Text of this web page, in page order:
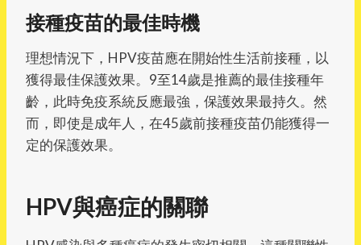
接種疫苗的最佳時機
理想情況下，HPV疫苗應在開始性生活前接種，以
獲得最佳保護效果。9至14歲是推薦的最佳接種年
齡，此時免疫系統反應最強，保護效果最持久。然
而，即使是成年人，在45歲前接種疫苗仍能獲得一
定的保護效果。
HPV與癌症的關聯